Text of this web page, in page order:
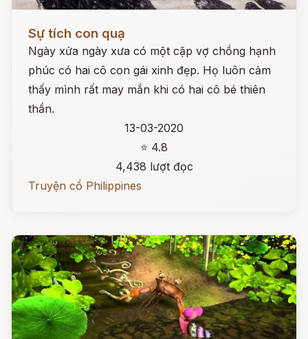
Sự tích con quạ
Ngày xửa ngày xưa có một cặp vợ chồng hạnh
phúc có hai cô con gái xinh đẹp. Họ luôn cảm
thấy mình rất may mắn khi có hai cô bé thiên
thần.
13-03-2020
⭐ 4.8
4,438 lượt đọc
Truyện cổ Philippines